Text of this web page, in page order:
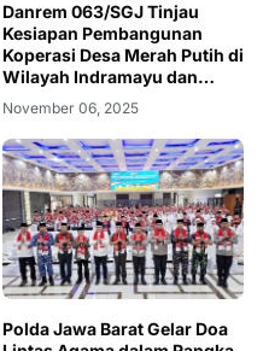
Danrem 063/SGJ Tinjau
Kesiapan Pembangunan
Koperasi Desa Merah Putih di
Wilayah Indramayu dan
Cirebon
November 06, 2025
Polda Jawa Barat Gelar Doa